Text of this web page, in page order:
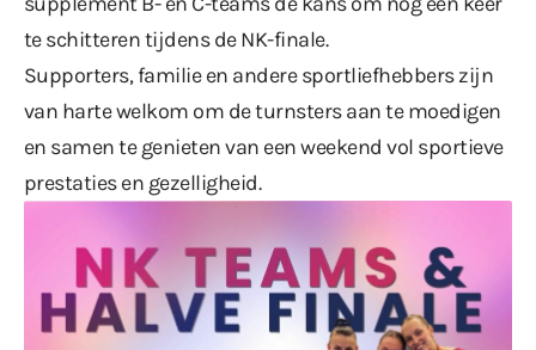
te schitteren tijdens de NK-finale.
Supporters, familie en andere sportliefhebbers zijn
van harte welkom om de turnsters aan te moedigen
en samen te genieten van een weekend vol sportieve
prestaties en gezelligheid.